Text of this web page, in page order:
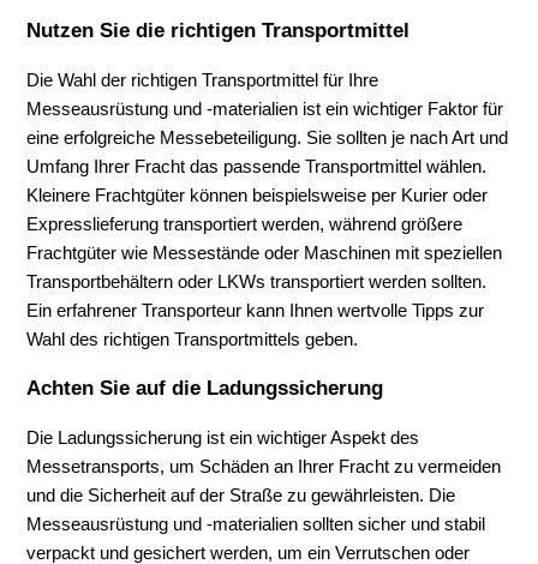
Nutzen Sie die richtigen Transportmittel
Die Wahl der richtigen Transportmittel für Ihre
Messeausrüstung und -materialien ist ein wichtiger Faktor für
eine erfolgreiche Messebeteiligung. Sie sollten je nach Art und
Umfang Ihrer Fracht das passende Transportmittel wählen.
Kleinere Frachtgüter können beispielsweise per Kurier oder
Expresslieferung transportiert werden, während größere
Frachtgüter wie Messestände oder Maschinen mit speziellen
Transportbehältern oder LKWs transportiert werden sollten.
Ein erfahrener Transporteur kann Ihnen wertvolle Tipps zur
Wahl des richtigen Transportmittels geben.
Achten Sie auf die Ladungssicherung
Die Ladungssicherung ist ein wichtiger Aspekt des
Messetransports, um Schäden an Ihrer Fracht zu vermeiden
und die Sicherheit auf der Straße zu gewährleisten. Die
Messeausrüstung und -materialien sollten sicher und stabil
verpackt und gesichert werden, um ein Verrutschen oder